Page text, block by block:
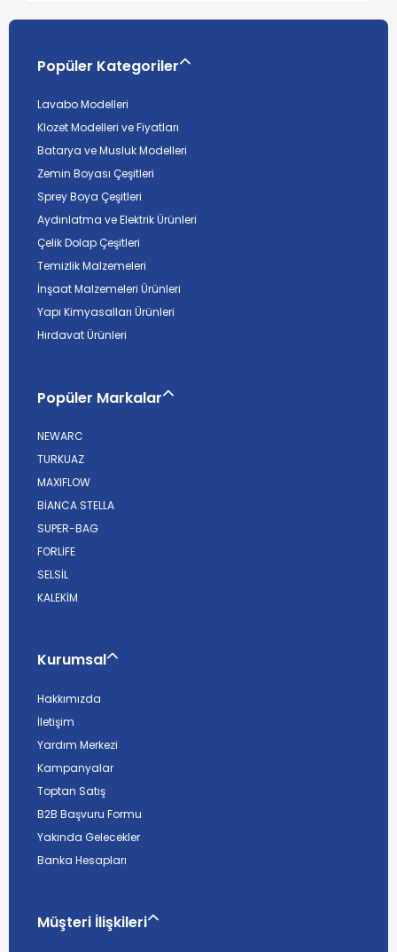
Popüler Kategoriler
Lavabo Modelleri
Klozet Modelleri ve Fiyatları
Batarya ve Musluk Modelleri
Zemin Boyası Çeşitleri
Sprey Boya Çeşitleri
Aydınlatma ve Elektrik Ürünleri
Çelik Dolap Çeşitleri
Temizlik Malzemeleri
İnşaat Malzemeleri Ürünleri
Yapı Kimyasalları Ürünleri
Hırdavat Ürünleri
Popüler Markalar
NEWARC
TURKUAZ
MAXIFLOW
BİANCA STELLA
SUPER-BAG
FORLİFE
SELSİL
KALEKİM
Kurumsal
Hakkımızda
İletişim
Yardım Merkezi
Kampanyalar
Toptan Satış
B2B Başvuru Formu
Yakında Gelecekler
Banka Hesapları
Müşteri İlişkileri